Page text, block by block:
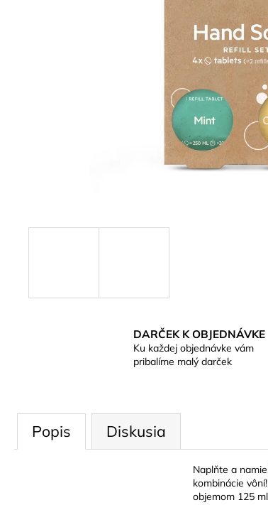
DARČEK K OBJEDNÁVKE
Ku každej objednávke vám
pribalíme malý darček
Popis Diskusia
Naplňte a
kombinácie
objemom 125